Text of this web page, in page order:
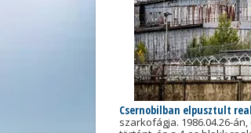
Csernobilban elpusztult
szarkofágja. 1986.04.26-